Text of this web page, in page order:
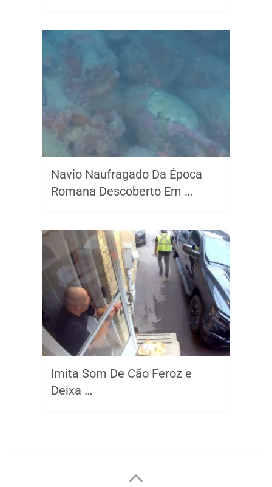
Navio Naufragado Da Época
Romana Descoberto Em …
Imita Som De Cão Feroz e
Deixa …